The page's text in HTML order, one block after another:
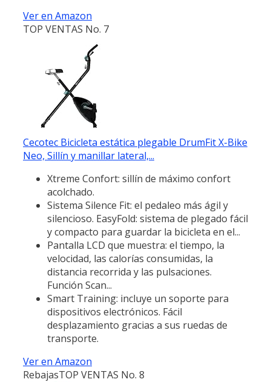
Ver en Amazon
TOP VENTAS No. 7
Cecotec Bicicleta estática plegable DrumFit X-Bike
Neo, Sillín y manillar lateral,...
Xtreme Confort: sillín de máximo confort
acolchado.
Sistema Silence Fit: el pedaleo más ágil y
silencioso. EasyFold: sistema de plegado fácil
y compacto para guardar la bicicleta en el...
Pantalla LCD que muestra: el tiempo, la
velocidad, las calorías consumidas, la
distancia recorrida y las pulsaciones.
Función Scan...
Smart Training: incluye un soporte para
dispositivos electrónicos. Fácil
desplazamiento gracias a sus ruedas de
transporte.
Ver en Amazon
RebajasTOP VENTAS No. 8